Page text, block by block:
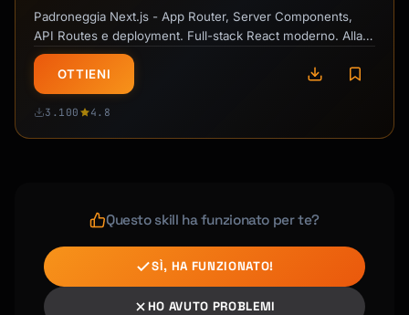
docker volume prune
```
## Networking
services:
    networks:
      - frontend
      - backend
Padroneggia Next.js - App Router, Server Components,
API Routes e deployment. Full-stack React moderno. Alla
grande per web app!
OTTIENI
3.100 4.8
Questo skill ha funzionato per te?
SÌ, HA FUNZIONATO!
HO AVUTO PROBLEMI